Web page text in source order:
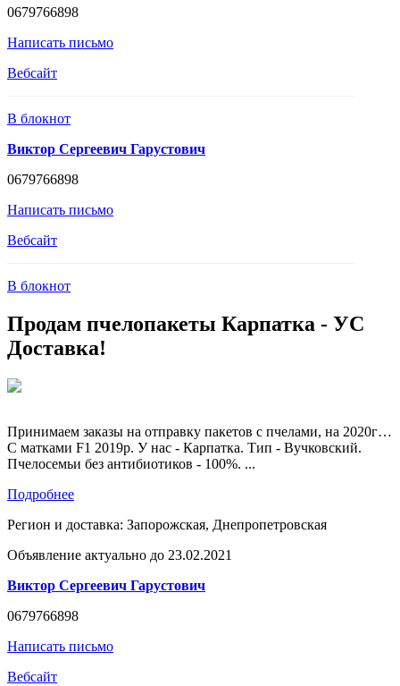
0679766898
Написать письмо
Вебсайт
В блокнот
Виктор Сергеевич Гарустович
0679766898
Написать письмо
Вебсайт
В блокнот
Продам пчелопакеты Карпатка - УС
Доставка!
Принимаем заказы на отправку пакетов с пчелами, на 2020г…
С матками F1 2019р. У нас - Карпатка. Тип - Вучковский.
Пчелосемьи без антибиотиков - 100%. ...
Подробнее
Регион и доставка: Запорожская, Днепропетровская
Объявление актуально до 23.02.2021
Виктор Сергеевич Гарустович
0679766898
Написать письмо
Вебсайт